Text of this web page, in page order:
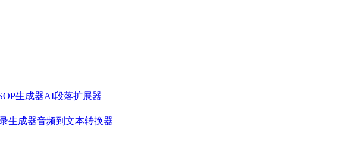
生成器AI段落扩展器
生成器音频到文本转换器